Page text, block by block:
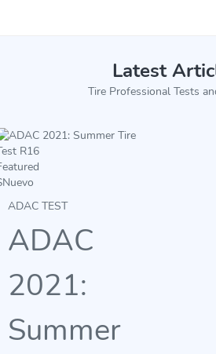
Latest
Tire Professional Tests
Nuevo
ADAC TEST
ADAC
2021:
Summer